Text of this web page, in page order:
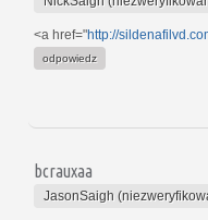
<a href="http://
odpowiedz
bcrauxaa
JasonSaigh